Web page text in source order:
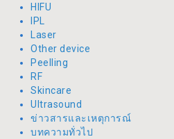
HIFU
IPL
Laser
Other device
Peelling
RF
Skincare
Ultrasound
ข่าวสารและเหตุการณ์
บทความทั่วไป